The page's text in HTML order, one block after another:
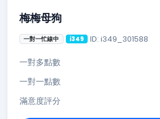
梅梅母狗
一對一忙線中 i349 ID: i349_301588
一對多點數
一對一點數
滿意度評分